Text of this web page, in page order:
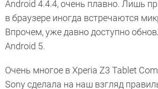
Android 4.4.4, очень плавно. Лишь
в браузере иногда встречаются
Впрочем, уже давно доступно
Android 5.
Очень многое в Xperia Z3 Tablet
Sony сделала на наш взгляд